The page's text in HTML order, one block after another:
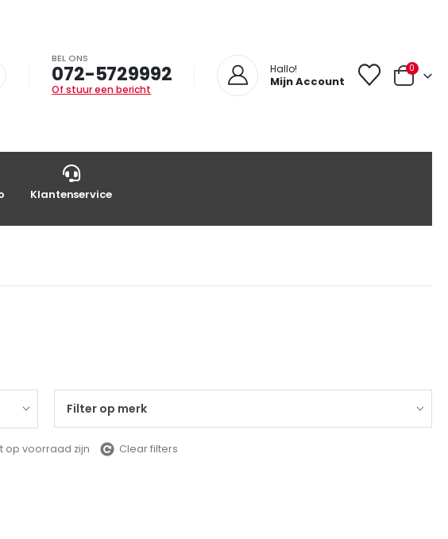
BEL ONS
072-5729992
Of stuur een bericht
Hallo!
Mijn Account
0
Klantenservice
Filter op merk
op voorraad zijn Clear filters